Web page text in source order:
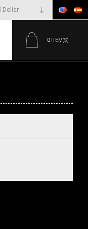
0 ITEM(S)